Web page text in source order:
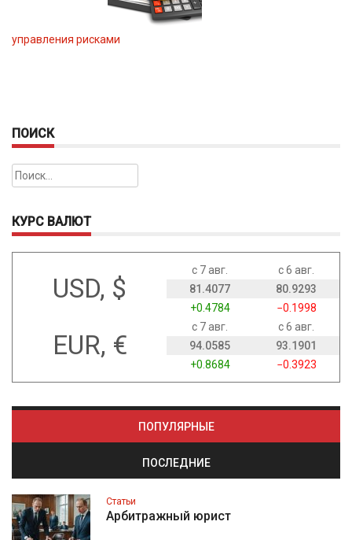
управления рисками
ПОИСК
Найти:
КУРС ВАЛЮТ
USD, $
с 7 авг.
с 6 авг.
81.4077
80.9293
+0.4784
−0.1998
EUR, €
с 7 авг.
с 6 авг.
94.0585
93.1901
+0.8684
−0.3923
ПОПУЛЯРНЫЕ
ПОСЛЕДНИЕ
Статьи
Арбитражный юрист